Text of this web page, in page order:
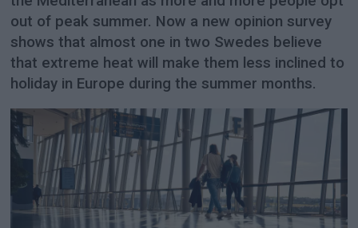
out of peak summer. Now a new opinion survey
shows that almost one in two Swedes believe
that extreme heat will make them less inclined to
holiday in Europe during the summer months.